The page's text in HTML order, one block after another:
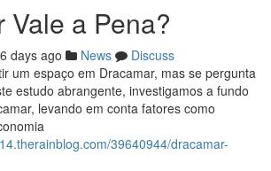
Vale a Pena?
days ago News
Discuss
um espaço em Dracamar, mas se pergunta
estudo abrangente, investigamos a fundo
levando em conta fatores como
39640944/dracamar-